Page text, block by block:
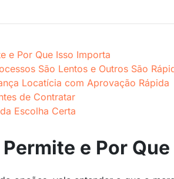
e Por Que Isso Importa
São Lentos e Outros São
Locatícia com Aprovação Rápida
de Contratar
Escolha Certa
Permite e Por